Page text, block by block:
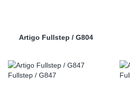
Artigo Fullstep / G804